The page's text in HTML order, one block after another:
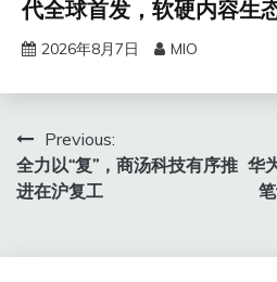
代全球首发，软硬内容生
2026年8月7日 MIO
文
章
航
Previous:
全力以“复”，商汤科技有序推
进在沪复工
华